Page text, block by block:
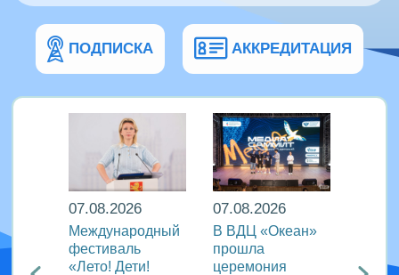
ПОДПИСКА АККРЕДИТАЦИЯ
07.08.2026
Международный
фестиваль
«Лето! Дети!
07.08.2026
В ВДЦ «Океан»
прошла
церемония